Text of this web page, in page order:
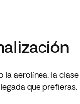
la aerolínea, la clase
que prefieras.